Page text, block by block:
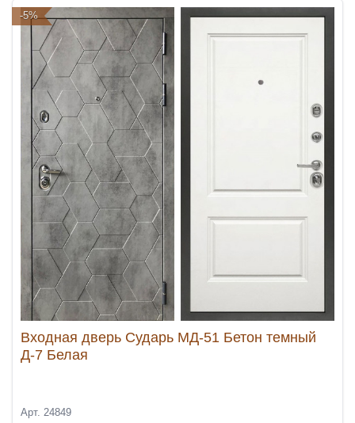
-5%
Входная дверь Сударь МД-51 Бетон темный
Д-7 Белая
Арт. 24849